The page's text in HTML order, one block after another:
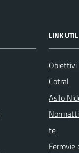
LINK
Obiettivi
Cotral
Asilo
te